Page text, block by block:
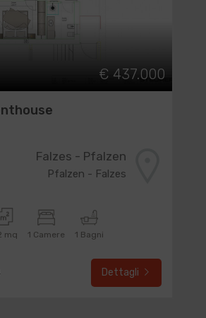
€ 437.000
Falzes - Pfalzen
Pfalzen - Falzes
mq 1 Camere 1 Bagni
Dettagli